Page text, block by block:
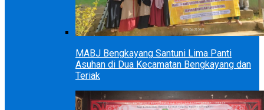
MABJ Bengkayang Santuni Lima Panti
Asuhan di Dua Kecamatan Bengkayang dan
Teriak